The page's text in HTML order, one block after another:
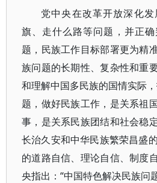
党中央在改革开放深化
旗、走什么路等问题，并正
题，民族工作目标部署更为精
族问题的长期性、复杂性和重
和理解中国多民族的国情实际
题，做好民族工作，是关系祖
事，是关系民族团结和社会稳
长治久安和中华民族繁荣昌盛
的道路自信、理论自信、制度
央指出：“中国特色解决民族问